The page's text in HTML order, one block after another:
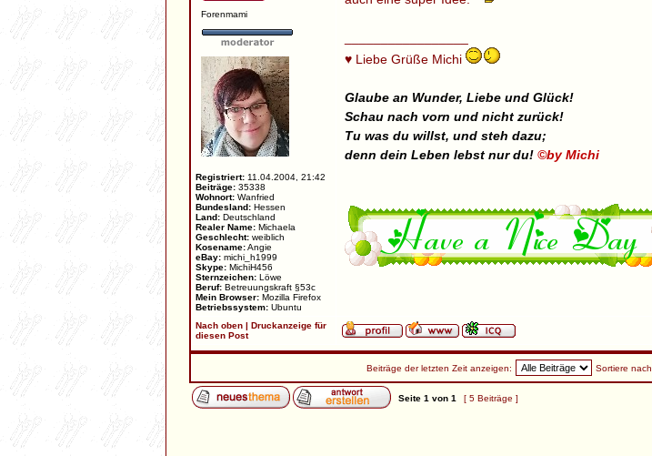
Forenmami
Registriert: 11.04.2004, 21:42
Beiträge: 35338
Wohnort: Wanfried
Bundesland: Hessen
Land: Deutschland
Realer Name: Michaela
Geschlecht: weiblich
Kosename:Angie
eBay: michi_h1999
Skype: MichiH456
Sternzeichen: Löwe
Beruf: Betreuungskraft §53c
Mein Browser: Mozilla Firefox
Betriebssystem: Ubuntu
♥ Liebe Grüße Michi
Glaube an Wunder, Liebe und Glück!
Schau nach vorn und nicht zurück!
Tu was du willst, und steh dazu;
denn dein Leben lebst nur du! ©by Michi
Nach oben | Druckanzeige für
diesen Post
Beiträge der letzten Zeit anzeigen: Sortiere nach
Seite 1 von 1 [ 5 Beiträge ]